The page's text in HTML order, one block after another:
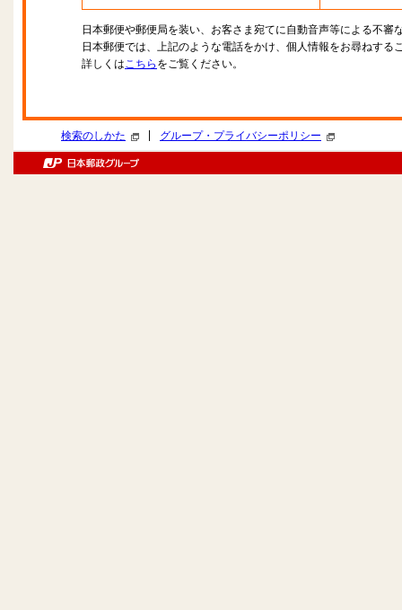
日本郵便や郵便局を装い、お客さま宛てに自動音声等による不審
日本郵便では、上記のような電話をかけ、個人情報をお尋ねする
詳しくはこちら をご覧ください。
検索のしかた グループ・プライバシーポリシー